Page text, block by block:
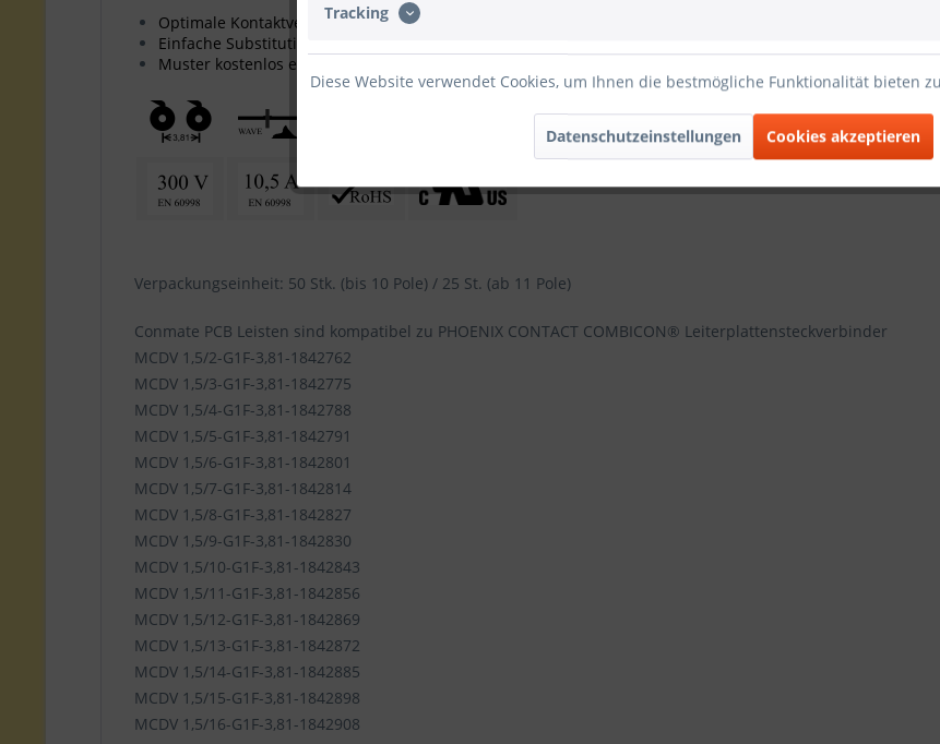
Optimale Kontaktverbindung, geringe Erwärmung
Einfache Substitution vorhandener Leisten
Muster kostenlos erhältlich
Verpackungseinheit: 50 Stk. (bis 10 Pole) / 25 St. (ab 11 Pole)
Conmate PCB Leisten sind kompatibel zu PHOENIX CONTACT COMBICON® Leiterplattensteckverbinder
MCDV 1,5/2-G1F-3,81-1842762
MCDV 1,5/3-G1F-3,81-1842775
MCDV 1,5/4-G1F-3,81-1842788
MCDV 1,5/5-G1F-3,81-1842791
MCDV 1,5/6-G1F-3,81-1842801
MCDV 1,5/7-G1F-3,81-1842814
MCDV 1,5/8-G1F-3,81-1842827
MCDV 1,5/9-G1F-3,81-1842830
MCDV 1,5/10-G1F-3,81-1842843
MCDV 1,5/11-G1F-3,81-1842856
MCDV 1,5/12-G1F-3,81-1842869
MCDV 1,5/13-G1F-3,81-1842872
MCDV 1,5/14-G1F-3,81-1842885
MCDV 1,5/15-G1F-3,81-1842898
MCDV 1,5/16-G1F-3,81-1842908
Tracking
Diese Website verwendet Cookies, um Ihnen die bestmögliche Funktionalität bieten
Datenschutzeinstellungen Cookies akzeptieren